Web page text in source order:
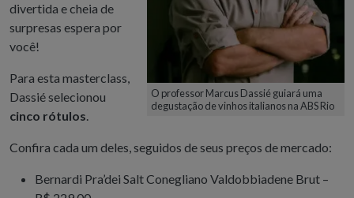
O professor Marcus Dassié guiará uma
degustação de vinhos italianos na ABS Rio
divertida e cheia de
surpresas espera por
você!
Para esta masterclass,
Dassié selecionou
cinco rótulos.
Confira cada um deles, seguidos de seus preços de mercado:
Bernardi Pra’dei Salt Conegliano Valdobbiadene Brut –